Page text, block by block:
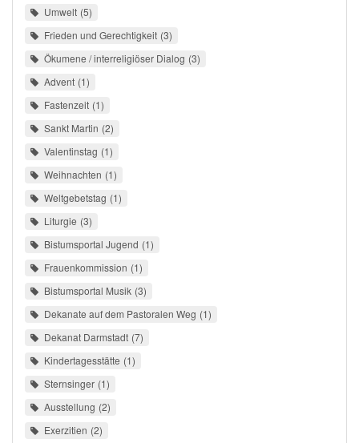
Umwelt 5
Frieden und Gerechtigkeit 3
Ökumene / interreligiöser Dialog 3
Advent 1
Fastenzeit 1
Sankt Martin 2
Valentinstag 1
Weihnachten 1
Weltgebetstag 1
Liturgie 3
Bistumsportal Jugend 1
Frauenkommission 1
Bistumsportal Musik 3
Dekanate auf dem Pastoralen Weg 1
Dekanat Darmstadt 7
Kindertagesstätte 1
Sternsinger 1
Ausstellung 2
Exerzitien 2